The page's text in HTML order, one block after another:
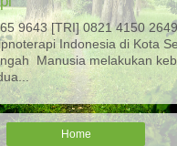
9643 [TRI] 0821 4150
Indonesia di Kota
Manusia melakukan
Home